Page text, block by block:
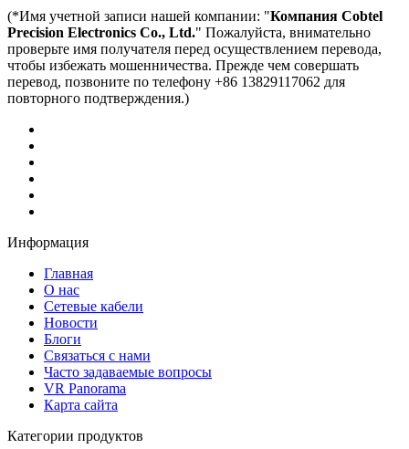
(*Имя учетной записи нашей компании: "Компания Cobtel
Precision Electronics Co., Ltd." Пожалуйста, внимательно
проверьте имя получателя перед осуществлением перевода,
чтобы избежать мошенничества. Прежде чем совершать
перевод, позвоните по телефону +86 13829117062 для
повторного подтверждения.)
Информация
Главная
О нас
Сетевые кабели
Новости
Блоги
Связаться с нами
Часто задаваемые вопросы
VR Panorama
Карта сайта
Категории продуктов